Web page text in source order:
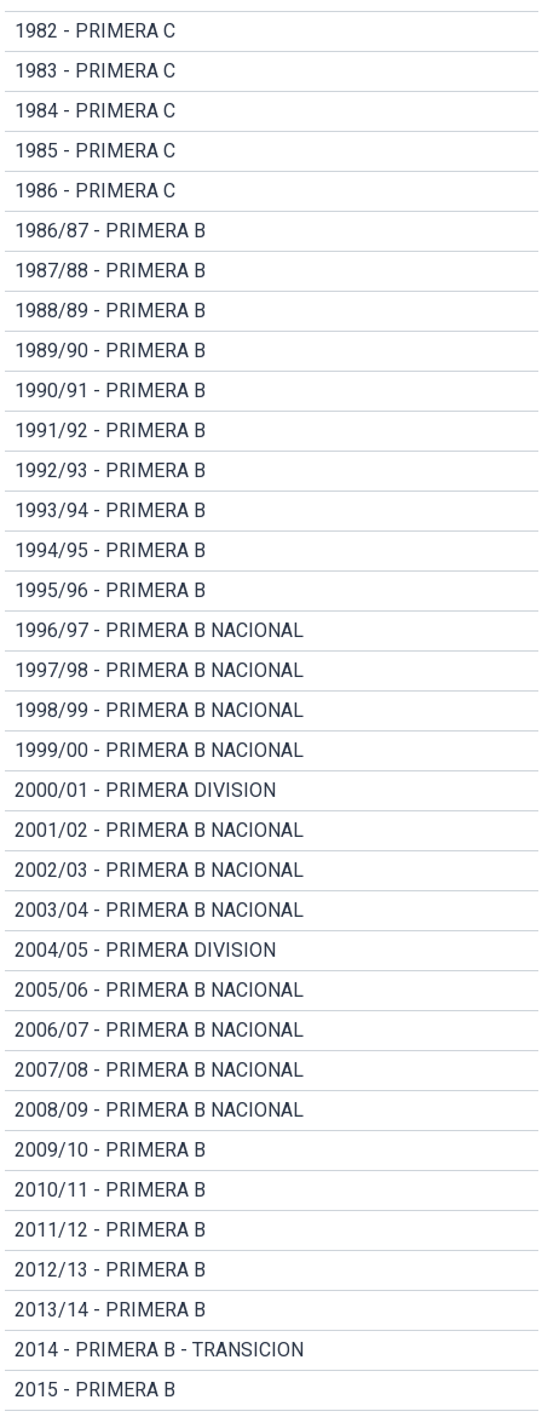
1982 - PRIMERA C
1983 - PRIMERA C
1984 - PRIMERA C
1985 - PRIMERA C
1986 - PRIMERA C
1986/87 - PRIMERA B
1987/88 - PRIMERA B
1988/89 - PRIMERA B
1989/90 - PRIMERA B
1990/91 - PRIMERA B
1991/92 - PRIMERA B
1992/93 - PRIMERA B
1993/94 - PRIMERA B
1994/95 - PRIMERA B
1995/96 - PRIMERA B
1996/97 - PRIMERA B NACIONAL
1997/98 - PRIMERA B NACIONAL
1998/99 - PRIMERA B NACIONAL
1999/00 - PRIMERA B NACIONAL
2000/01 - PRIMERA DIVISION
2001/02 - PRIMERA B NACIONAL
2002/03 - PRIMERA B NACIONAL
2003/04 - PRIMERA B NACIONAL
2004/05 - PRIMERA DIVISION
2005/06 - PRIMERA B NACIONAL
2006/07 - PRIMERA B NACIONAL
2007/08 - PRIMERA B NACIONAL
2008/09 - PRIMERA B NACIONAL
2009/10 - PRIMERA B
2010/11 - PRIMERA B
2011/12 - PRIMERA B
2012/13 - PRIMERA B
2013/14 - PRIMERA B
2014 - PRIMERA B - TRANSICION
2015 - PRIMERA B